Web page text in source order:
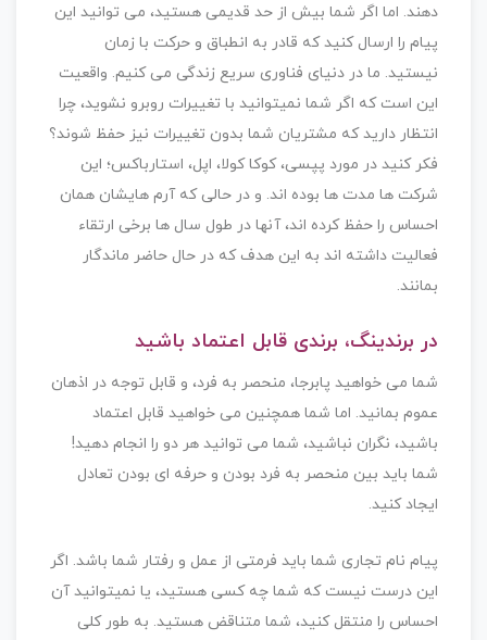
دهند. اما اگر شما بیش از حد قدیمی هستید، می توانید این
پیام را ارسال کنید که قادر به انطباق و حرکت با زمان
نیستید. ما در دنیای فناوری سریع زندگی می کنیم. واقعیت
این است که اگر شما نمیتوانید با تغییرات روبرو نشوید، چرا
انتظار دارید که مشتریان شما بدون تغییرات نیز حفظ شوند؟
فکر کنید در مورد پپسی، کوکا کولا، اپل، استارباکس؛ این
شرکت ها مدت ها بوده اند. و در حالی که آرم هایشان همان
احساس را حفظ کرده اند، آنها در طول سال ها برخی ارتقاء
فعالیت داشته اند به این هدف که در حال حاضر ماندگار
بمانند.
در برندینگ، برندی قابل اعتماد باشید
شما می خواهید پابرجا، منحصر به فرد، و قابل توجه در اذهان
عموم بمانید. اما شما همچنین می خواهید قابل اعتماد
باشید، نگران نباشید، شما می توانید هر دو را انجام دهید!
شما باید بین منحصر به فرد بودن و حرفه ای بودن تعادل
ایجاد کنید.
پیام نام تجاری شما باید فرمتی از عمل و رفتار شما باشد. اگر
این درست نیست که شما چه کسی هستید، یا نمیتوانید آن
احساس را منتقل کنید، شما متناقض هستید. به طور کلی